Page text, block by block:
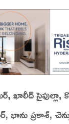
సైఫుల్లా,
భాను ప్రకాశ్,